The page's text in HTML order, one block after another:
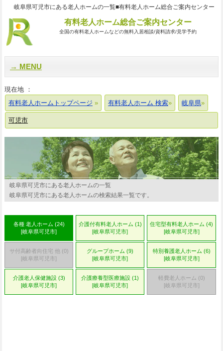
岐阜県可児市にある老人ホームの一覧■有料老人ホーム総合ご案内センター
有料老人ホーム総合ご案内センター
全国の有料老人ホームなどの無料入居相談/資料請求/見学予約
MENU
現在地 ：
有料老人ホームトップページ
有料老人ホーム 検索 岐阜県
可児市
岐阜県可児市にある老人ホームの一覧
岐阜県可児市にある老人ホームの検索結果一覧です。
各種 老人ホーム (24)
[岐阜県可児市]
介護付有料老人ホーム (1)
[岐阜県可児市]
住宅型有料老人ホーム (4)
[岐阜県可児市]
サ付高齢者向住宅 他 (0)
[岐阜県可児市]
グループホーム (9)
[岐阜県可児市]
特別養護老人ホーム (6)
[岐阜県可児市]
介護老人保健施設 (3)
[岐阜県可児市]
介護療養型医療施設 (1)
[岐阜県可児市]
軽費老人ホーム (0)
[岐阜県可児市]